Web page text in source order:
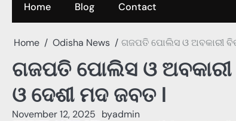
Home Blog Contact
Home Odisha News ଗଜପତି ପୋଲିସ ଓ ଅବକାରୀ
ଗଜପତି ପୋଲିସ ଓ
ଓ ଦେଶୀ ମଦ ଜବତ l
November 12, 2025 byadmin